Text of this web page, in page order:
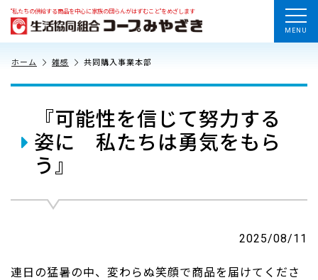
“私たちの供給する商品を中心に家族の団らんがはずむこと”をめざします
MENU
ホーム 雑感 共同購入事業本部
『可能性を信じて努力する
姿に 私たちは勇気をもら
う』
2025/08/11
連日の猛暑の中、変わらぬ笑顔で商品を届けてくださ